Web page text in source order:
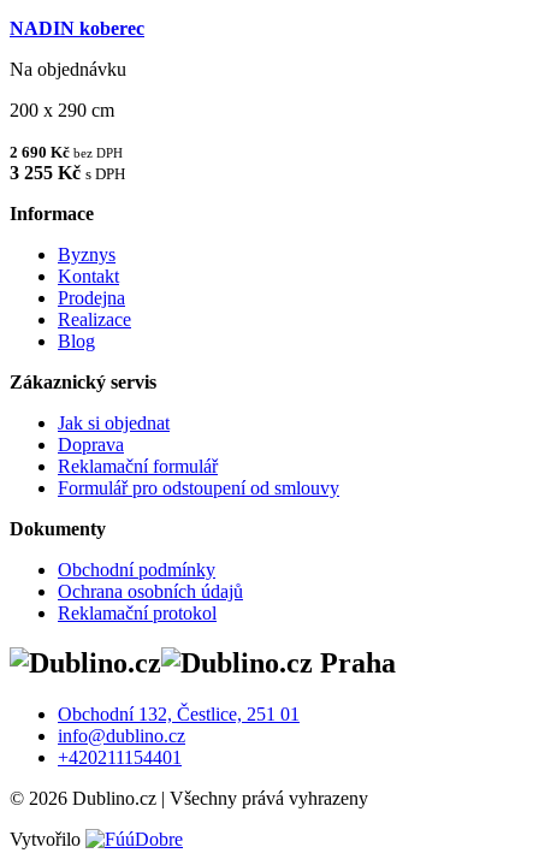
NADIN koberec
Na objednávku
200 x 290 cm
2 690 Kč bez DPH
3 255 Kč s DPH
Informace
Byznys
Kontakt
Prodejna
Realizace
Blog
Zákaznický servis
Jak si objednat
Doprava
Reklamační formulář
Formulář pro odstoupení od smlouvy
Dokumenty
Obchodní podmínky
Ochrana osobních údajů
Reklamační protokol
Praha
Obchodní 132, Čestlice, 251 01
info@dublino.cz
+420211154401
© 2026 Dublino.cz | Všechny prává vyhrazeny
Vytvořilo